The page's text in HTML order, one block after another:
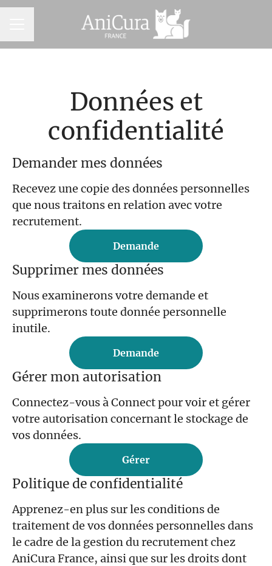
MENU CARRIÈRE
Données et
confidentialité
Demander mes données
Recevez une copie des données personnelles
que nous traitons en relation avec votre
recrutement.
Demande
Supprimer mes données
Nous examinerons votre demande et
supprimerons toute donnée personnelle
inutile.
Demande
Gérer mon autorisation
Connectez-vous à Connect pour voir et gérer
votre autorisation concernant le stockage de
vos données.
Gérer
Politique de confidentialité
Apprenez-en plus sur les conditions de
traitement de vos données personnelles dans
le cadre de la gestion du recrutement chez
AniCura France, ainsi que sur les droits dont